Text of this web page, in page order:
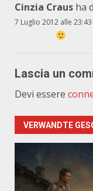
Cinzia Craus ha
7 Luglio 2012 alle 23:43
Lascia un
Devi essere
VERWANDTE